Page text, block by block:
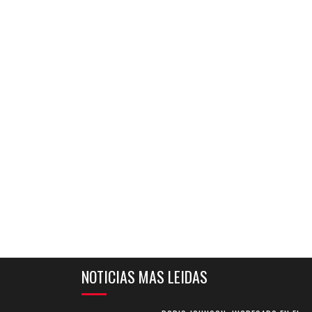
NOTICIAS MAS LEIDAS